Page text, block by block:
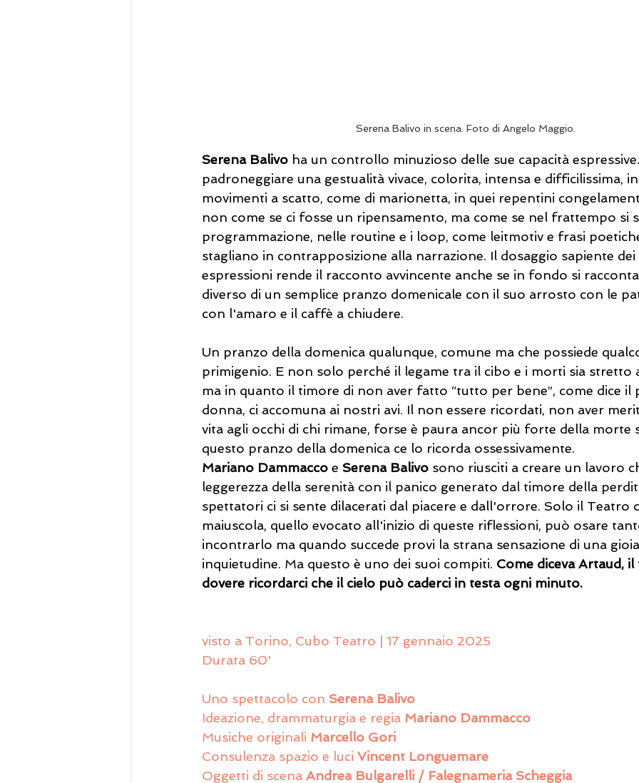
Serena Balivo in scena. Foto di Angelo Maggio.
Serena Balivo ha un controllo minuzioso delle sue capacità
padroneggiare una gestualità vivace, colorita, intensa e difficilissima,
movimenti a scatto, come di marionetta, in quei repentini
non come se ci fosse un ripensamento, ma come se nel frattempo si
programmazione, nelle routine e i loop, come leitmotiv e frasi
stagliano in contrapposizione alla narrazione. Il dosaggio sapiente
espressioni rende il racconto avvincente anche se in fondo si
diverso di un semplice pranzo domenicale con il suo arrosto con le
con l'amaro e il caffè a chiudere.
Un pranzo della domenica qualunque, comune ma che possiede
primigenio. E non solo perché il legame tra il cibo e i morti sia stretto
ma in quanto il timore di non aver fatto “tutto per bene”, come dice il
donna, ci accomuna ai nostri avi. Il non essere ricordati, non aver
vita agli occhi di chi rimane, forse è paura ancor più forte della morte
questo pranzo della domenica ce lo ricorda ossessivamente.
Mariano Dammacco e Serena Balivo sono riusciti a creare un lavoro
leggerezza della serenità con il panico generato dal timore della
spettatori ci si sente dilacerati dal piacere e dall'orrore. Solo il Teatro
maiuscola, quello evocato all'inizio di queste riflessioni, può osare
incontrarlo ma quando succede provi la strana sensazione di una
inquietudine. Ma questo è uno dei suoi compiti. Come diceva Artaud,
dovere ricordarci che il cielo può caderci in testa ogni minuto.
visto a Torino, Cubo Teatro | 17 gennaio 2025
Durata 60'
Uno spettacolo con Serena Balivo
Ideazione, drammaturgia e regia Mariano Dammacco
Musiche originali Marcello Gori
Consulenza spazio e luci Vincent Longuemare
Oggetti di scena Andrea Bulgarelli / Falegnameria Scheggia